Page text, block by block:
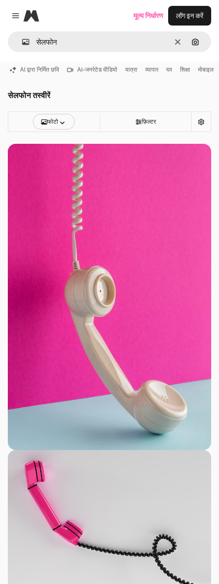
Close menu
Magnific
साफ़ इमेज से
मूल्य निर्धारण लॉग इन करें
AI द्वारा निर्मित छवि AI-जनरेटेड वीडियो यात्रा व्यापार घर शिक्षा मोबाइल
सेलफोन तस्वीरें
फोटो फ़िल्टर